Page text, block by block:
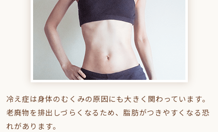
冷え症は身体のむくみの原因にも大きく関わっています。
老廃物を排出しづらくなるため、脂肪がつきやすくなる恐
れがあります。